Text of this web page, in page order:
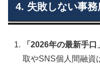
4. 失敗しない事務
「2026年の最新手
取やSNS個人間融資